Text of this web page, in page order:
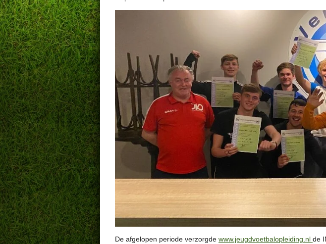
De afgelopen periode verzorgde www.jeugdvoetbalopleiding.nl de